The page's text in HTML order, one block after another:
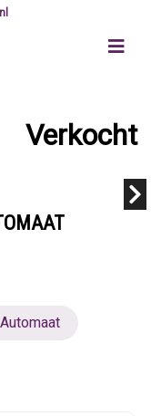
Verkocht
Automaat